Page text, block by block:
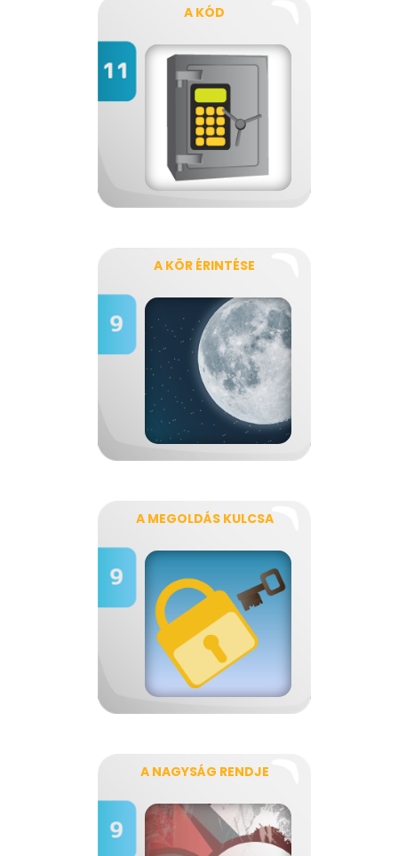
A KÓD
A KÖR ÉRINTÉSE
A MEGOLDÁS KULCSA
A NAGYSÁG RENDJE